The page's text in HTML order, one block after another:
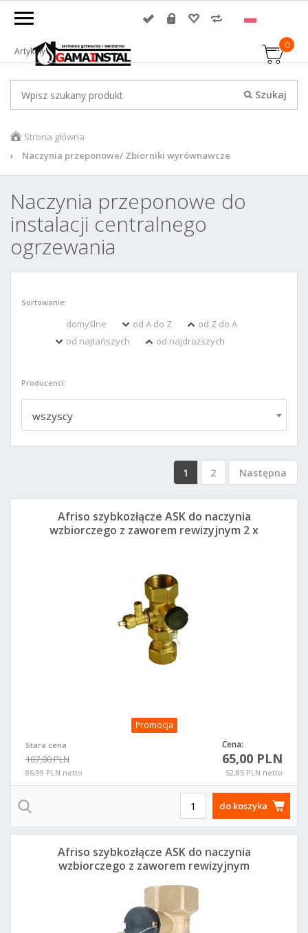
0
Artykuły
Strona główna
Naczynia przeponowe/ Zbiorniki wyrównawcze
Naczynia przeponowe do
instalacji centralnego
ogrzewania
Sortowanie:
domyślne od A do Z
od Z do A
od najtańszych
od najdroższych
Producenci:
wszyscy
1 2 Następna
Promocja
Stara cena
107,00 PLN
86,99 PLN netto
Cena:
65,00 PLN
52,85 PLN netto
Afriso szybkozłącze ASK do naczynia
wzbiorczego z zaworem rewizyjnym 2 x
do koszyka
Afriso szybkozłącze ASK do naczynia
wzbiorczego z zaworem rewizyjnym